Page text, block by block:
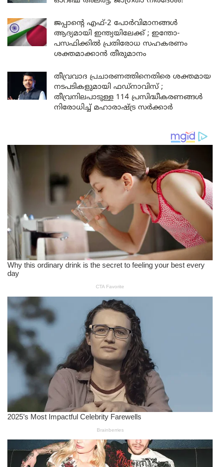
ജപ്പാന്റെ എഫ്-2 പോർവിമാനങ്ങൾ
ആദ്യമായി ഇന്ത്യയിലേക്ക് ; ഇന്തോ-
പസഫിക്കിൽ പ്രതിരോധ സഹകരണം
ശക്തമാക്കാൻ തീരുമാനം
തീവ്രവാദ പ്രചാരണത്തിനെതിരെ ശക്തമായ
നടപടികളുമായി ഫഡ്നാവിസ് ;
തീവ്രനിലപാടുള്ള 114 പ്രസിദ്ധീകരണങ്ങൾ
നിരോധിച്ച് മഹാരാഷ്ട്ര സർക്കാർ